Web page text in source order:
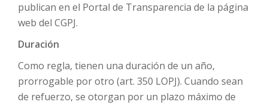
publican en el Portal de Transparencia de la página
web del CGPJ.
Duración
Como regla, tienen una duración de un año,
prorrogable por otro (art. 350 LOPJ). Cuando sean
de refuerzo, se otorgan por un plazo máximo de